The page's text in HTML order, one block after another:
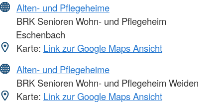
Alten- und Pflegeheime
BRK Senioren Wohn- und Pflegeheim
Eschenbach
Karte: Link zur Google Maps Ansicht
Alten- und Pflegeheime
BRK Senioren Wohn- und Pflegeheim Weiden
Karte: Link zur Google Maps Ansicht